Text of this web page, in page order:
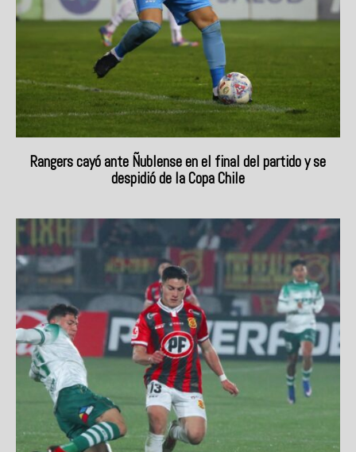
Rangers cayó ante Ñublense en el final del partido y se
despidió de la Copa Chile